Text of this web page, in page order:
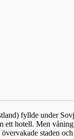
fyllde under
ett hotell. Men
staden